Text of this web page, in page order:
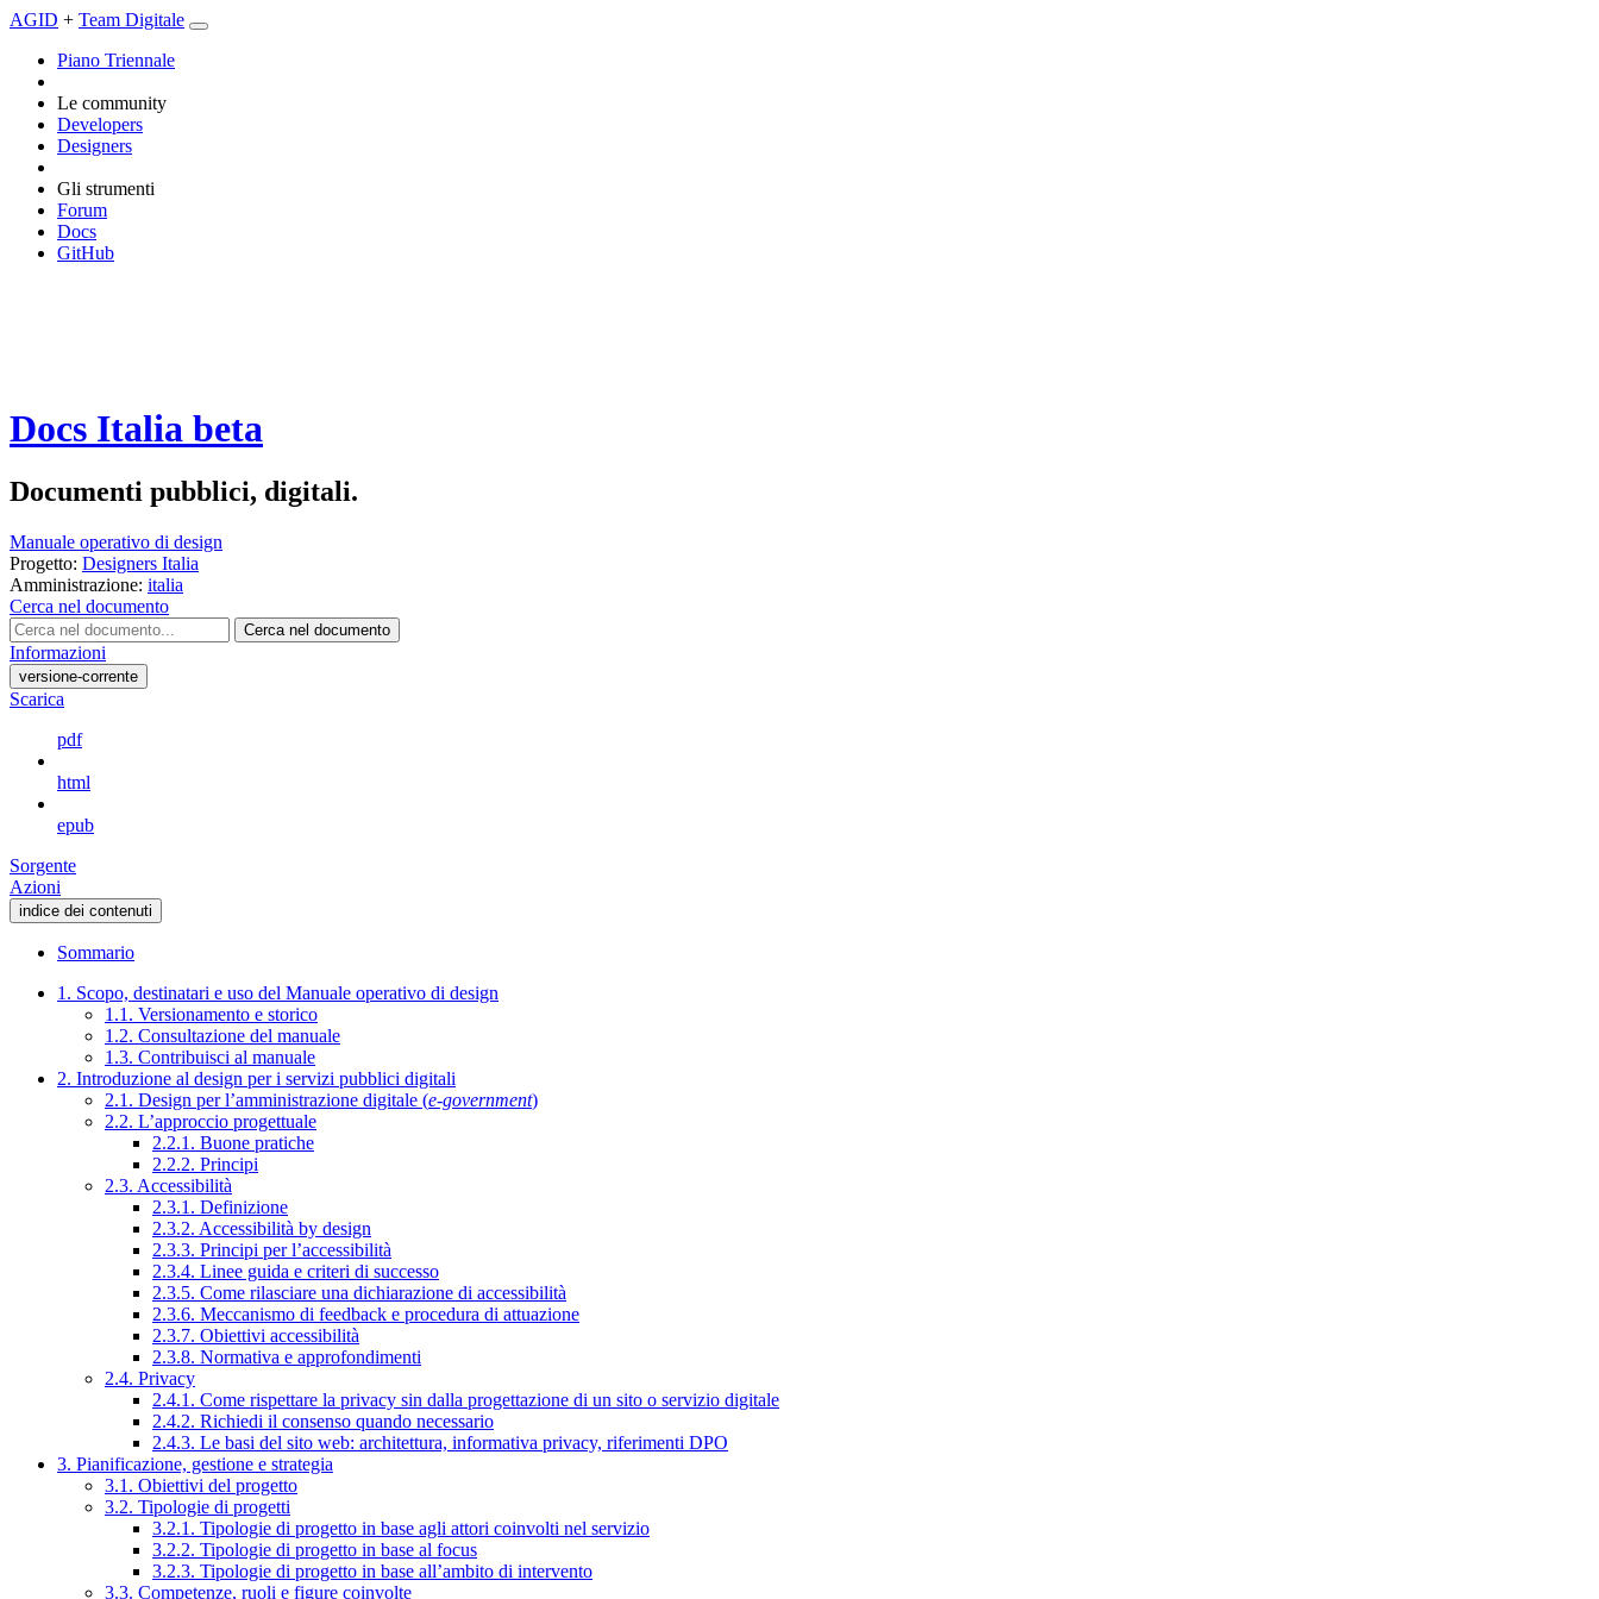
AGID + Team Digitale
Piano Triennale
Le community
Developers
Designers
Gli strumenti
Forum
Docs
GitHub
Docs Italia beta
Documenti pubblici, digitali.
Manuale operativo di design
Progetto: Designers Italia
Amministrazione: italia
Cerca nel documento
Cerca nel documento
Informazioni
versione-corrente
Scarica
pdf
html
epub
Sorgente
Azioni
indice dei contenuti
Sommario
1. Scopo, destinatari e uso del Manuale operativo di design
1.1. Versionamento e storico
1.2. Consultazione del manuale
1.3. Contribuisci al manuale
2. Introduzione al design per i servizi pubblici digitali
2.1. Design per l’amministrazione digitale (e-government)
2.2. L’approccio progettuale
2.2.1. Buone pratiche
2.2.2. Principi
2.3. Accessibilità
2.3.1. Definizione
2.3.2. Accessibilità by design
2.3.3. Principi per l’accessibilità
2.3.4. Linee guida e criteri di successo
2.3.5. Come rilasciare una dichiarazione di accessibilità
2.3.6. Meccanismo di feedback e procedura di attuazione
2.3.7. Obiettivi accessibilità
2.3.8. Normativa e approfondimenti
2.4. Privacy
2.4.1. Come rispettare la privacy sin dalla progettazione di un sito o servizio digitale
2.4.2. Richiedi il consenso quando necessario
2.4.3. Le basi del sito web: architettura, informativa privacy, riferimenti DPO
3. Pianificazione, gestione e strategia
3.1. Obiettivi del progetto
3.2. Tipologie di progetti
3.2.1. Tipologie di progetto in base agli attori coinvolti nel servizio
3.2.2. Tipologie di progetto in base al focus
3.2.3. Tipologie di progetto in base all’ambito di intervento
3.3. Competenze, ruoli e figure coinvolte